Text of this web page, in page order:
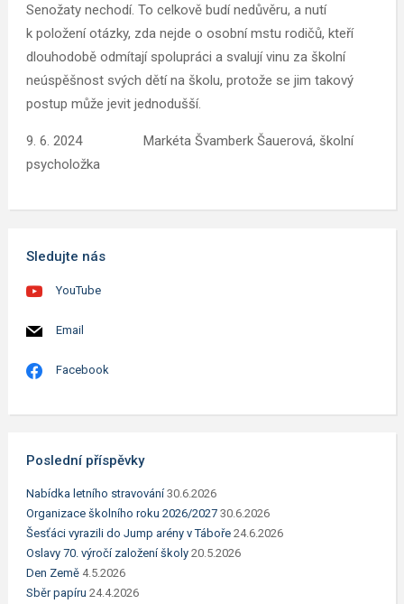
Senožaty nechodí. To celkově budí nedůvěru, a nutí
k položení otázky, zda nejde o osobní mstu rodičů, kteří
dlouhodobě odmítají spolupráci a svalují vinu za školní
neúspěšnost svých dětí na školu, protože se jim takový
postup může jevit jednodušší.
9. 6. 2024 Markéta Švamberk Šauerová, školní
psycholožka
Sledujte nás
YouTube
Email
Facebook
Poslední příspěvky
Nabídka letního stravování 30.6.2026
Organizace školního roku 2026/2027 30.6.2026
Šesťáci vyrazili do Jump arény v Táboře 24.6.2026
Oslavy 70. výročí založení školy 20.5.2026
Den Země 4.5.2026
Sběr papíru 24.4.2026